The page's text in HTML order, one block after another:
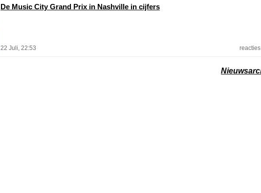
De Music City Grand Prix in Nashville in cijfers
22 Juli, 22:53